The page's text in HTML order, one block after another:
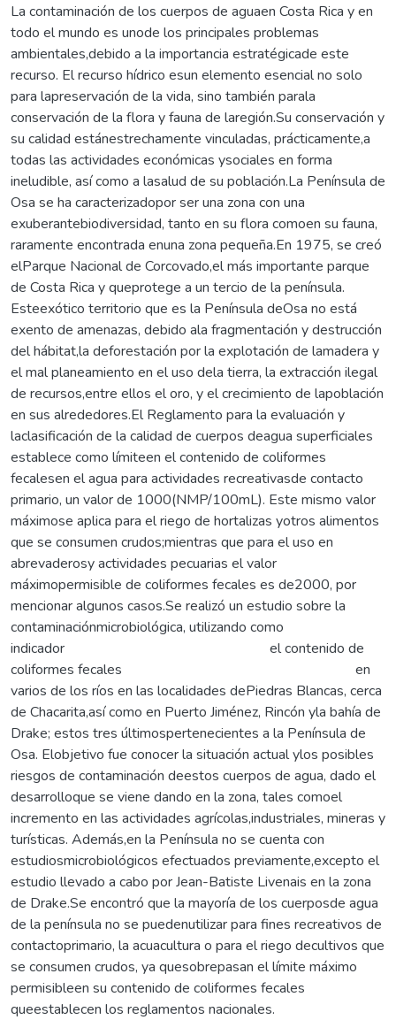
La contaminación de los cuerpos de aguaen Costa Rica y en
todo el mundo es unode los principales problemas
ambientales,debido a la importancia estratégicade este
recurso. El recurso hídrico esun elemento esencial no solo
para lapreservación de la vida, sino también parala
conservación de la flora y fauna de laregión.Su conservación y
su calidad estánestrechamente vinculadas, prácticamente,a
todas las actividades económicas ysociales en forma
ineludible, así como a lasalud de su población.La Península de
Osa se ha caracterizadopor ser una zona con una
exuberantebiodiversidad, tanto en su flora comoen su fauna,
raramente encontrada enuna zona pequeña.En 1975, se creó
elParque Nacional de Corcovado,el más importante parque
de Costa Rica y queprotege a un tercio de la península.
Esteexótico territorio que es la Península deOsa no está
exento de amenazas, debido ala fragmentación y destrucción
del hábitat,la deforestación por la explotación de lamadera y
el mal planeamiento en el uso dela tierra, la extracción ilegal
de recursos,entre ellos el oro, y el crecimiento de lapoblación
en sus alrededores.El Reglamento para la evaluación y
laclasificación de la calidad de cuerpos deagua superficiales
establece como límiteen el contenido de coliformes
fecalesen el agua para actividades recreativasde contacto
primario, un valor de 1000(NMP/100mL). Este mismo valor
máximose aplica para el riego de hortalizas yotros alimentos
que se consumen crudos;mientras que para el uso en
abrevaderosy actividades pecuarias el valor
máximopermisible de coliformes fecales es de2000, por
mencionar algunos casos.Se realizó un estudio sobre la
contaminaciónmicrobiológica, utilizando como
indicador el contenido de
coliformes fecales en
varios de los ríos en las localidades dePiedras Blancas, cerca
de Chacarita,así como en Puerto Jiménez, Rincón yla bahía de
Drake; estos tres últimospertenecientes a la Península de
Osa. Elobjetivo fue conocer la situación actual ylos posibles
riesgos de contaminación deestos cuerpos de agua, dado el
desarrolloque se viene dando en la zona, tales comoel
incremento en las actividades agrícolas,industriales, mineras y
turísticas. Además,en la Península no se cuenta con
estudiosmicrobiológicos efectuados previamente,excepto el
estudio llevado a cabo por Jean-Batiste Livenais en la zona
de Drake.Se encontró que la mayoría de los cuerposde agua
de la península no se puedenutilizar para fines recreativos de
contactoprimario, la acuacultura o para el riego decultivos que
se consumen crudos, ya quesobrepasan el límite máximo
permisibleen su contenido de coliformes fecales
queestablecen los reglamentos nacionales.